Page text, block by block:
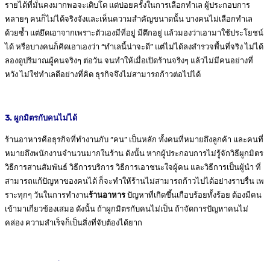
รายได้ที่มั่นคงมากพอจะเติบโต แต่บ่อยครั้งในการเลือกทำเล ผู้ประกอบการ
หลายๆ คนก็ไม่ได้จริงจังและเห็นความสำคัญขนาดนั้น บางคนไม่เลือกทำเล
ด้วยซ้ำ แต่ยึดเอาจากเพราะตัวเองมีที่อยู่ มีตึกอยู่ แล้วมองว่าเอามาใช้ประโยชน์
ได้ หรือบางคนก็คิดเอาเองว่า “ทำเลนี้น่าจะดี” แต่ไม่ได้ลงสำรวจพื้นที่จริง ไม่ได้
ลองดูปริมาณผู้คนจริงๆ ต่อวัน จนทำให้เมื่อเปิดร้านจริงๆ แล้วไม่มีคนอย่างที่
หวัง ไม่ใช่ทำเลดีอย่างที่คิด ธุรกิจจึงไม่สามารถก้าวต่อไปได้
3. ผูกมิตรกับคนไม่ได้
ร้านอาหารคือธุรกิจที่ทำงานกับ “คน” เป็นหลัก ทั้งคนที่หมายถึงลูกค้า และคนที่
หมายถึงพนักงานจำนวนมากในร้าน ดังนั้น หากผู้ประกอบการไม่รู้จักวิธีผูกมิตร
วิธีการสานสัมพันธ์ วิธีการบริการ วิธีการเอาชนะใจผู้คน และวิธีการเป็นผู้นำ ที่
สามารถแก้ปัญหาของคนได้ ก็จะทำให้ร้านไม่สามารถก้าวไปได้อย่างราบรื่น เพ
ราะทุกๆ วันในการทำงานร้านอาหาร ปัญหาที่เกิดขึ้นเกือบร้อยทั้งร้อย ต้องมีคน
เข้ามาเกี่ยวข้องเสมอ ดังนั้น ถ้าผูกมิตรกับคนไม่เป็น ถ้าจัดการปัญหาคนไม่
คล่อง ความสำเร็จก็เป็นสิ่งที่จับต้องได้ยาก